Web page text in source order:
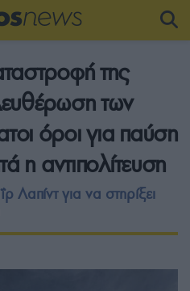
της
των
όροι για παύση
η αντιπολίτευση
Λαπίντ για να στηρίξει